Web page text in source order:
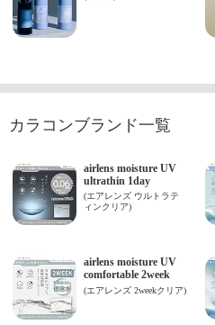
カラコンブランド一覧